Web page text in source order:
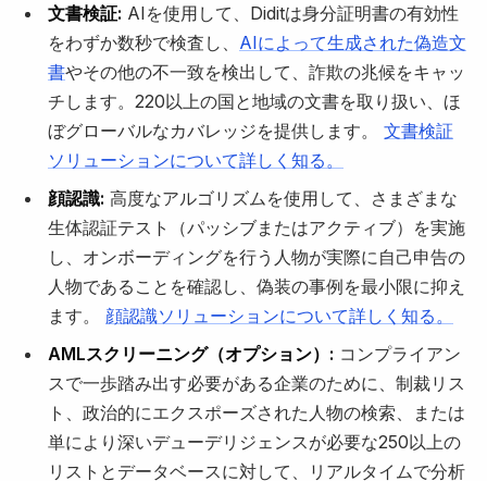
文書検証: AIを使用して、Diditは身分証明書の有効性
をわずか数秒で検査し、 AIによって生成された偽造文
書やその他の不一致を検出して、詐欺の兆候をキャッ
チします。220以上の国と地域の文書を取り扱い、ほ
ぼグローバルなカバレッジを提供します。 文書検証
ソリューションについて詳しく知る。
顔認識: 高度なアルゴリズムを使用して、さまざまな
生体認証テスト（パッシブまたはアクティブ）を実施
し、オンボーディングを行う人物が実際に自己申告の
人物であることを確認し、偽装の事例を最小限に抑え
ます。 顔認識ソリューションについて詳しく知る。
AMLスクリーニング（オプション）: コンプライアン
スで一歩踏み出す必要がある企業のために、制裁リス
ト、政治的にエクスポーズされた人物の検索、または
単により深いデューデリジェンスが必要な250以上の
リストとデータベースに対して、リアルタイムで分析